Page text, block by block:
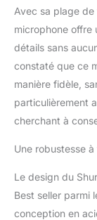
Avec sa plage
microphone offre
détails sans
constaté que ce
manière fidèle,
particulièrement
cherchant à
Une robustesse
Le design du
Best seller parmi
conception en